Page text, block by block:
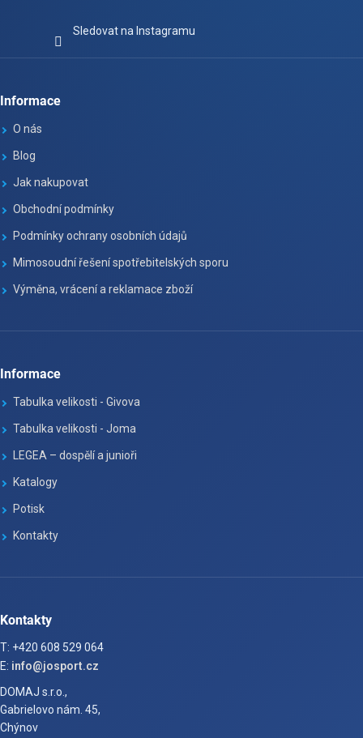
Sledovat na Instagramu
Informace
O nás
Blog
Jak nakupovat
Obchodní podmínky
Podmínky ochrany osobních údajů
Mimosoudní řešení spotřebitelských sporu
Výměna, vrácení a reklamace zboží
Informace
Tabulka velikosti - Givova
Tabulka velikosti - Joma
LEGEA – dospělí a junioři
Katalogy
Potisk
Kontakty
Kontakty
T: +420 608 529 064
E: info@josport.cz
DOMAJ s.r.o.,
Gabrielovo nám. 45,
Chýnov